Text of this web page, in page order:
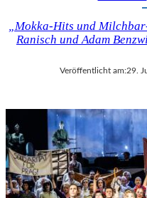
„Mokka-Hits und
Ranisch und Adam
Veröffentlicht am:29.